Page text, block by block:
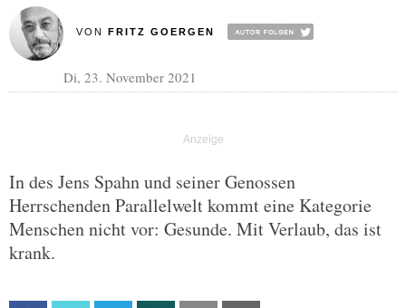
VON FRITZ GOERGEN
Di, 23. November 2021
In des Jens Spahn und seiner Genossen
Herrschenden Parallelwelt kommt eine Kategorie
Menschen nicht vor: Gesunde. Mit Verlaub, das ist
krank.